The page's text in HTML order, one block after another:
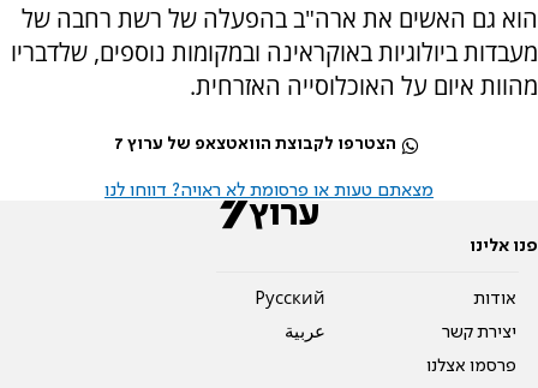
הוא גם האשים את ארה"ב בהפעלה של רשת רחבה של
מעבדות ביולוגיות באוקראינה ובמקומות נוספים, שלדבריו
מהוות איום על האוכלוסייה האזרחית.
הצטרפו לקבוצת הוואטצאפ של ערוץ 7
מצאתם טעות או פרסומת לא ראויה? דווחו לנו
פנו אלינו
אודות
יצירת קשר
פרסמו אצלנו
Pусский
عربية